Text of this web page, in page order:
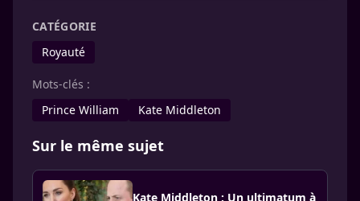
CATÉGORIE
Royauté
Mots-clés :
Prince William
Kate Middleton
Sur le même sujet
Kate Middleton : Un ultimatum à